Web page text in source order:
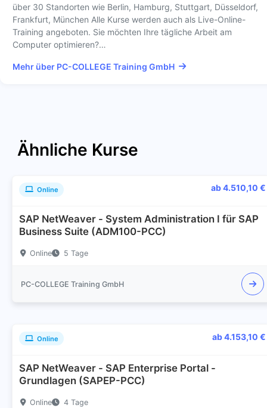
über 30 Standorten wie Berlin, Hamburg, Stuttgart, Düsseldorf,
Frankfurt, München Alle Kurse werden auch als Live-Online-
Training angeboten. Sie möchten Ihre tägliche Arbeit am
Computer optimieren?…
Mehr über PC-COLLEGE Training GmbH
Ähnliche Kurse
Online ab 4.510,10 €
SAP NetWeaver - System Administration I für SAP
Business Suite (ADM100-PCC)
Online 5 Tage
PC-COLLEGE Training GmbH
Online ab 4.153,10 €
SAP NetWeaver - SAP Enterprise Portal -
Grundlagen (SAPEP-PCC)
Online 4 Tage